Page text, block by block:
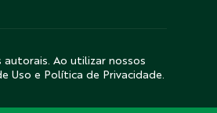
Ao utilizar nossos
Uso e Política de Privacidade.